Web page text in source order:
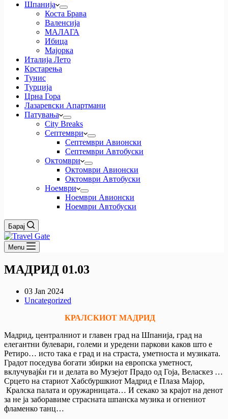
Шпанија
Коста Брава
Валенсија
МАЛАГА
Ибица
Мајорка
Италија Лето
Крстарења
Тунис
Турција
Црна Гора
Лазаревски Апартмани
Патувања
City Breaks
Септември
Септември Авионски
Септември Автобуски
Октомври
Октомври Авионски
Октомври Автобуски
Ноември
Ноември Авионски
Ноември Автобуски
Барај
Menu
МАДРИД 01.03
03 Jan 2024
Uncategorized
КРАЛСКИОТ МАДРИД
Мадрид, централниот и главен град на Шпанија, град на
елегантни булевари, големи и уредени паркови каков што е
Ретиро… исто така е град и на страста, уметноста и музиката.
Градот поседува богати збирки на европска уметност,
вклучувајќи ги и делата во Музејот Прадо од Гоја, Веласкез …
Срцето на стариот Хабсбуршкиот Мадрид е Плаза Мајор,
Кралска палата и оружарницата… И секако за крајот на денот
за не ја заборавиме страсната шпанска музика и огнениот
фламенко танц…